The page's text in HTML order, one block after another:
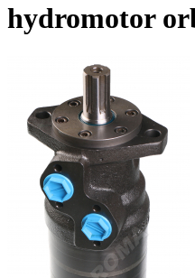
hydromotor